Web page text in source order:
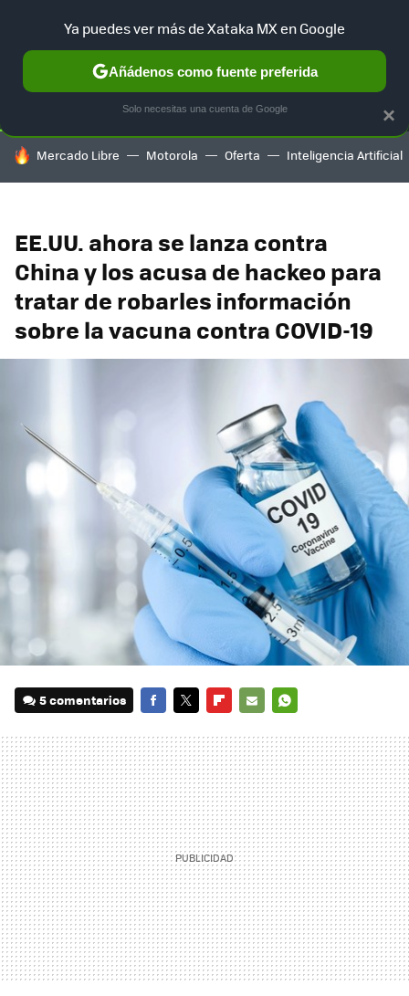
SELECCIÓN GAMING HOME AUTO TERRITORIO
HOY SE HABLA DE
Mercado Libre Motorola Oferta Inteligencia Artificial
EE.UU. ahora se lanza contra
China y los acusa de hackeo para
tratar de robarles información
sobre la vacuna contra COVID-19
5 comentarios
MAIL
×
Ya puedes ver más de Xataka MX en Google
Añádenos como fuente preferida
Solo necesitas una cuenta de Google